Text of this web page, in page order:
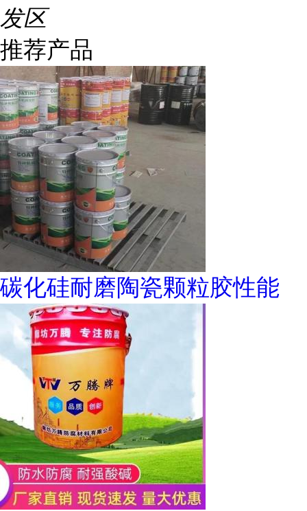
发区
推荐产品
碳化硅耐磨陶瓷颗粒胶性能